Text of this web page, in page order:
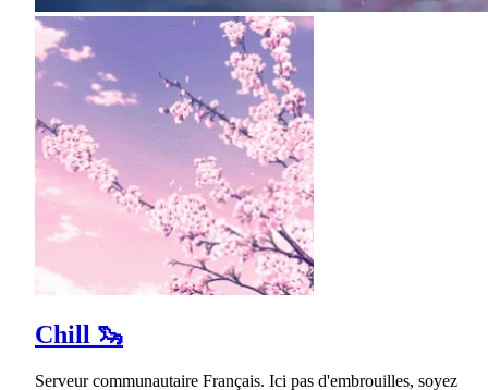
Chill 🦦
Serveur communautaire Français. Ici pas d'embrouilles, soyez